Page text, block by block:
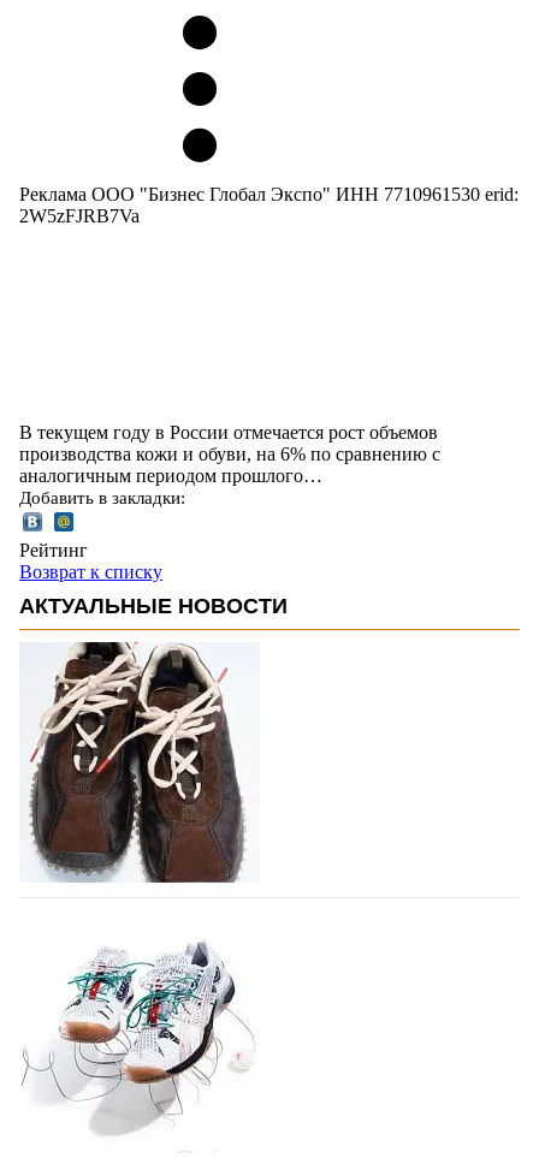
Реклама ООО "Бизнес Глобал Экспо" ИНН 7710961530 erid:
2W5zFJRB7Va
В текущем году в России отмечается рост объемов
производства кожи и обуви, на 6% по сравнению с
аналогичным периодом прошлого…
Добавить в закладки:
Рейтинг
Возврат к списку
АКТУАЛЬНЫЕ НОВОСТИ
перевыпустил свой хит - кроссовки
Bubble
Популярный силуэт бренда,1999 года выпуска,
соответствует сегодняшнему тренду на
сникерины (гибридный вариант балеток и
кроссовок обтекаемой формы и с тонкой подошвой).